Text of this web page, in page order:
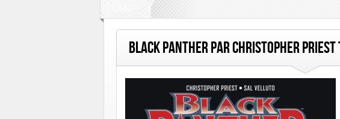
Hi Graphics Huginn & Muninn
Talent Éditions Urban Comics Urban Link
Black Panther par Christopher Priest